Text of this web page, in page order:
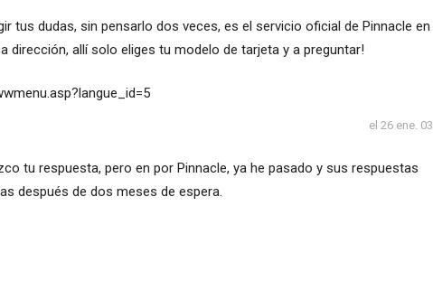
tus dudas, sin pensarlo dos veces, es el servicio oficial de Pinnacle en
dirección, allí solo eliges tu modelo de tarjeta y a preguntar!
el 26 ene. 03
tu respuesta, pero en por Pinnacle, ya he pasado y sus respuestas
después de dos meses de espera.